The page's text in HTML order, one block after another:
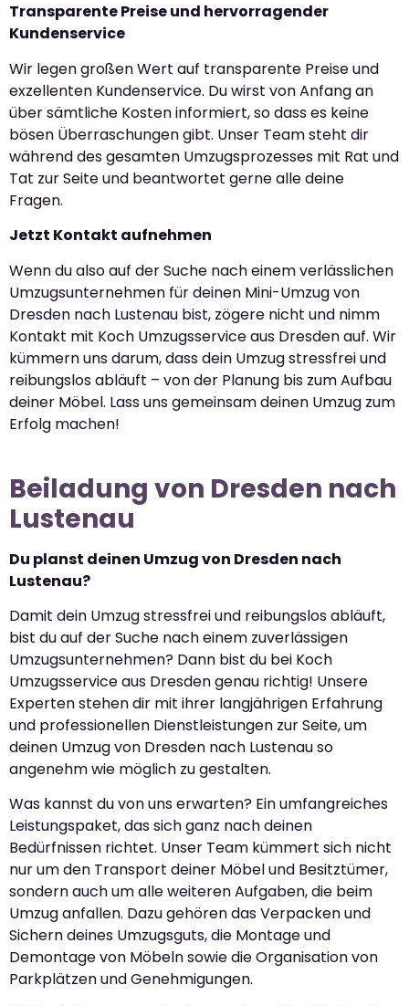
Transparente Preise und hervorragender
Kundenservice
Wir legen großen Wert auf transparente Preise und
exzellenten Kundenservice. Du wirst von Anfang an
über sämtliche Kosten informiert, so dass es keine
bösen Überraschungen gibt. Unser Team steht dir
während des gesamten Umzugsprozesses mit Rat und
Tat zur Seite und beantwortet gerne alle deine
Fragen.
Jetzt Kontakt aufnehmen
Wenn du also auf der Suche nach einem verlässlichen
Umzugsunternehmen für deinen Mini-Umzug von
Dresden nach Lustenau bist, zögere nicht und nimm
Kontakt mit Koch Umzugsservice aus Dresden auf. Wir
kümmern uns darum, dass dein Umzug stressfrei und
reibungslos abläuft – von der Planung bis zum Aufbau
deiner Möbel. Lass uns gemeinsam deinen Umzug zum
Erfolg machen!
Beiladung von Dresden nach
Lustenau
Du planst deinen Umzug von Dresden nach
Lustenau?
Damit dein Umzug stressfrei und reibungslos abläuft,
bist du auf der Suche nach einem zuverlässigen
Umzugsunternehmen? Dann bist du bei Koch
Umzugsservice aus Dresden genau richtig! Unsere
Experten stehen dir mit ihrer langjährigen Erfahrung
und professionellen Dienstleistungen zur Seite, um
deinen Umzug von Dresden nach Lustenau so
angenehm wie möglich zu gestalten.
Was kannst du von uns erwarten? Ein umfangreiches
Leistungspaket, das sich ganz nach deinen
Bedürfnissen richtet. Unser Team kümmert sich nicht
nur um den Transport deiner Möbel und Besitztümer,
sondern auch um alle weiteren Aufgaben, die beim
Umzug anfallen. Dazu gehören das Verpacken und
Sichern deines Umzugsguts, die Montage und
Demontage von Möbeln sowie die Organisation von
Parkplätzen und Genehmigungen.